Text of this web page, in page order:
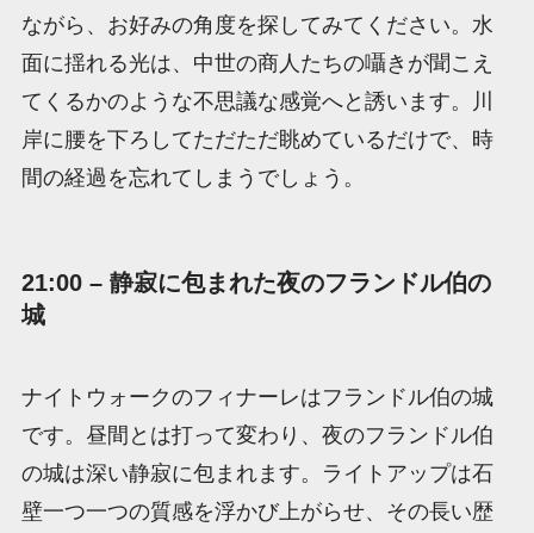
ながら、お好みの角度を探してみてください。水
面に揺れる光は、中世の商人たちの囁きが聞こえ
てくるかのような不思議な感覚へと誘います。川
岸に腰を下ろしてただただ眺めているだけで、時
間の経過を忘れてしまうでしょう。
21:00 – 静寂に包まれた夜のフランドル伯の
城
ナイトウォークのフィナーレはフランドル伯の城
です。昼間とは打って変わり、夜のフランドル伯
の城は深い静寂に包まれます。ライトアップは石
壁一つ一つの質感を浮かび上がらせ、その長い歴